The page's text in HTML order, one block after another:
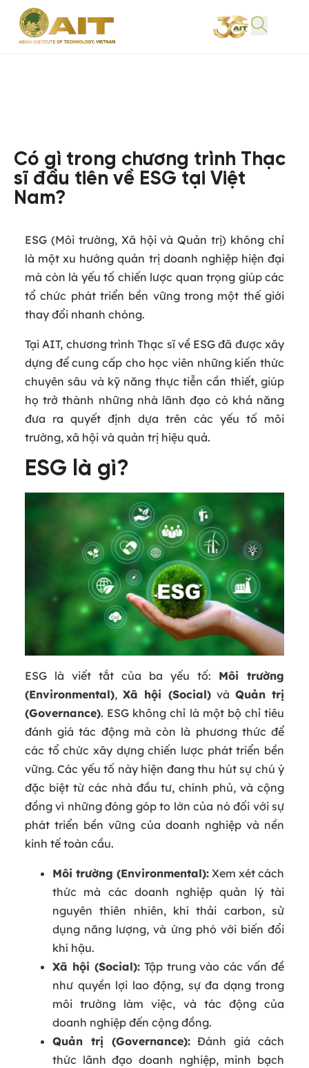
Có gì trong chương trình Thạc
sĩ đầu tiên về ESG tại Việt
Nam?
ESG (Môi trường, Xã hội và Quản trị) không chỉ
là một xu hướng quản trị doanh nghiệp hiện đại
mà còn là yếu tố chiến lược quan trọng giúp các
tổ chức phát triển bền vững trong một thế giới
thay đổi nhanh chóng.
Tại AIT, chương trình Thạc sĩ về ESG đã được xây
dựng để cung cấp cho học viên những kiến thức
chuyên sâu và kỹ năng thực tiễn cần thiết, giúp
họ trở thành những nhà lãnh đạo có khả năng
đưa ra quyết định dựa trên các yếu tố môi
trường, xã hội và quản trị hiệu quả.
ESG là gì?
ESG là viết tắt của ba yếu tố: Môi trường
(Environmental),Xã hội (Social)và Quản trị
(Governance). ESG không chỉ là một bộ chỉ tiêu
đánh giá tác động mà còn là phương thức để
các tổ chức xây dựng chiến lược phát triển bền
vững. Các yếu tố này hiện đang thu hút sự chú ý
đặc biệt từ các nhà đầu tư, chính phủ, và cộng
đồng vì những đóng góp to lớn của nó đối với sự
phát triển bền vững của doanh nghiệp và nền
kinh tế toàn cầu.
Môi trường (Environmental): Xem xét cách
thức mà các doanh nghiệp quản lý tài
nguyên thiên nhiên, khí thải carbon, sử
dụng năng lượng, và ứng phó với biến đổi
khí hậu.
Xã hội (Social):Tập trung vào các vấn đề
như quyền lợi lao động, sự đa dạng trong
môi trường làm việc, và tác động của
doanh nghiệp đến cộng đồng.
Quản trị (Governance):Đánh giá cách
thức lãnh đạo doanh nghiệp, minh bạch